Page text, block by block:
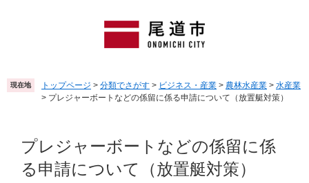
頭
で
飛
ば
現在地 トップページ > 分類でさがす > ビジネス・産業 > 農林水産業 > 水産業
> プレジャーボートなどの係留に係る申請について（放置艇対策）
プレジャーボートなどの係留に係
る申請について（放置艇対策）